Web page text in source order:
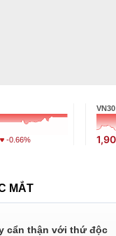
-0.66%
VN30
MẮT
cẩn thận với thứ độc